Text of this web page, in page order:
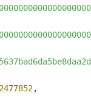
,